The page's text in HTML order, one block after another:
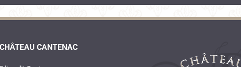
CANTENAC